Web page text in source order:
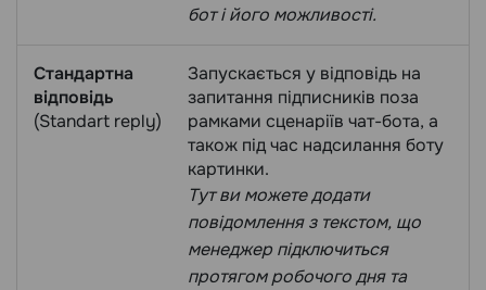
бот і його можливості.
Стандартна
відповідь
(Standart reply)
Запускається у відповідь на
запитання підписників поза
рамками сценаріїв чат-бота, а
також під час надсилання боту
картинки.
Тут ви можете додати
повідомлення з текстом, що
менеджер підключиться
протягом робочого дня та